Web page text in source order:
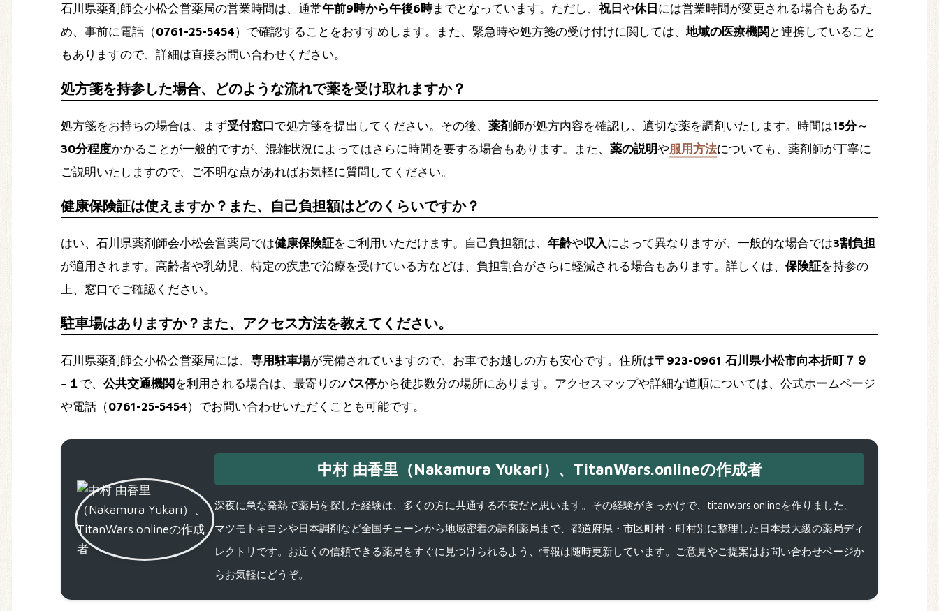
石川県薬剤師会小松会営薬局の営業時間は、通常午前9時から午後6時までとなっています。ただし、祝日や休日には営業時間が変更される場合もあるた
め、事前に電話（0761-25-5454）で確認することをおすすめします。また、緊急時や処方箋の受け付けに関しては、 地域の医療機関 と連携していること
もありますので、詳細は直接お問い合わせください。
処方箋を持参した場合、どのような流れで薬を受け取れますか？
処方箋をお持ちの場合は、まず受付窓口で処方箋を提出してください。その後、 薬剤師が処方内容を確認し、適切な薬を調剤いたします。時間は15分～
30分程度かかることが一般的ですが、混雑状況によってはさらに時間を要する場合もあります。また、 薬の説明や服用方法についても、薬剤師が丁寧に
ご説明いたしますので、ご不明な点があればお気軽に質問してください。
健康保険証は使えますか？また、自己負担額はどのくらいですか？
はい、石川県薬剤師会小松会営薬局では健康保険証をご利用いただけます。自己負担額は、 年齢や収入によって異なりますが、一般的な場合では3割負担
が適用されます。高齢者や乳幼児、特定の疾患で治療を受けている方などは、負担割合がさらに軽減される場合もあります。詳しくは、 保険証を持参の
上、窓口でご確認ください。
駐車場はありますか？また、アクセス方法を教えてください。
石川県薬剤師会小松会営薬局には、 専用駐車場が完備されていますので、お車でお越しの方も安心です。住所は〒923-0961 石川県小松市向本折町７９
−１ で、 公共交通機関 を利用される場合は、最寄りのバス停から徒歩数分の場所にあります。アクセスマップや詳細な道順については、公式ホームページ
や電話（0761-25-5454）でお問い合わせいただくことも可能です。
中村 由香里（Nakamura Yukari）、TitanWars.onlineの作成者
深夜に急な発熱で薬局を探した経験は、多くの方に共通する不安だと思います。その経験がきっかけで、titanwars.onlineを作りました。
マツモトキヨシや日本調剤など全国チェーンから地域密着の調剤薬局まで、都道府県・市区町村・町村別に整理した日本最大級の薬局ディ
レクトリです。お近くの信頼できる薬局をすぐに見つけられるよう、情報は随時更新しています。ご意見やご提案はお問い合わせページか
らお気軽にどうぞ。